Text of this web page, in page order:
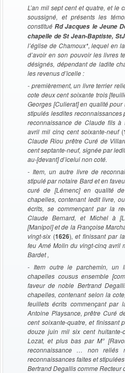
L’an mil sept cent et quatre, et le
soussigné, et présents les
constitué Rd Jacques le Jeune
chapelle de St Jean-Baptiste,
l’église de Chamoux*, lequel en
d’avoir en son pouvoir les livres
désignés, dépendant de ladite
les revenus d’icelle :
- premièrement, un livre terrier
cote deux cent soixante trois
Georges [Culierat] en qualité
stipulés lesdites reconnaissances
reconnaissance de Claude fils à
avril mil cinq cent soixante-neuf (
Claude Riou prêtre Curé de
cent septante-neuf, signée par
au-[devant] d’icelui non coté.
- Item, un autre livre de
stipulé par notaire Bard et en
curé de [Lémenc] en qualité
chapelles, contenant ledit livre,
écrits, se commençant par la
Claude Bernard, et Michel à
[Manipol] et de la Françoise
vingt-six (1626), et finissant par
feu Amé Molin du vingt-cinq avril
Bardet ,
- Item outre le parchemin, un
chapelles cousus ensemble
faveur de noble Bertrand
chapelles, contenant selon la
feuillets écrits commençant par
Antoine Playsance, prêtre Curé
cent soixante-quatre, et finissant
douze juin mil six cent huitante-
Lozat, et plus bas par M°
reconnaissance … non reliés
reconnaissances faites et
Bertrand Degallis comme Recteur